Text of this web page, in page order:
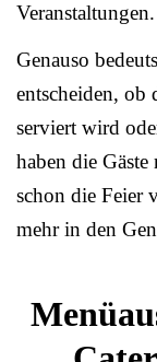
Veranstaltungen.
Genauso
entscheiden, ob
serviert wird
haben die
schon die Feier
mehr in den